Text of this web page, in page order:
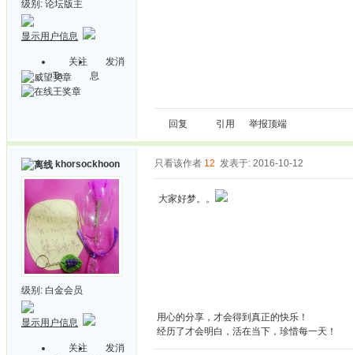
级别: 论坛版主
显示用户信息
关注
Ta
发消
息
回复 引用 举报顶端
khorsockhoon
级别: 白金会员
显示用户信息
关注
发消
只看该作者 12 发表于: 2016-10-12
大家好梦。。
用心的分享，才会得到真正的快乐！
经历了才会明白，活在当下，珍惜每一天！